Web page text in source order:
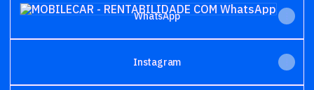
WhatsApp
Instagram